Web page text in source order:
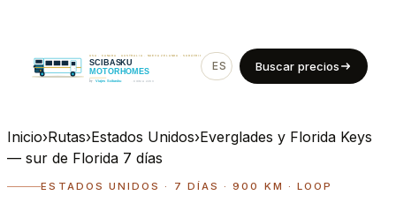
ES EN
Buscar precios
Inicio›Rutas›Estados Unidos›Everglades y Florida Keys
— sur de Florida 7 días
ESTADOS UNIDOS · 7 DÍAS · 900 KM · LOOP